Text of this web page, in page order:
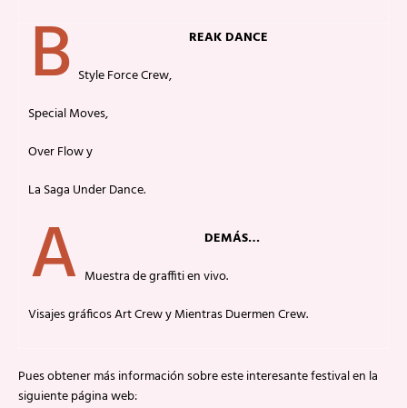
B
REAK DANCE
Style Force Crew,
Special Moves,
Over Flow y
La Saga Under Dance.
A
DEMÁS…
Muestra de graffiti en vivo.
Visajes gráficos Art Crew y Mientras Duermen Crew.
Pues obtener más información sobre este interesante festival en la
siguiente página web: